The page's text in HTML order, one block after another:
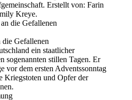
Erstellt von: Farin
Kreye.
die Gefallenen
ein staatlicher
sogenannten stillen Tagen. Er
vor dem ersten Adventssonntag
Kriegstoten und Opfer der